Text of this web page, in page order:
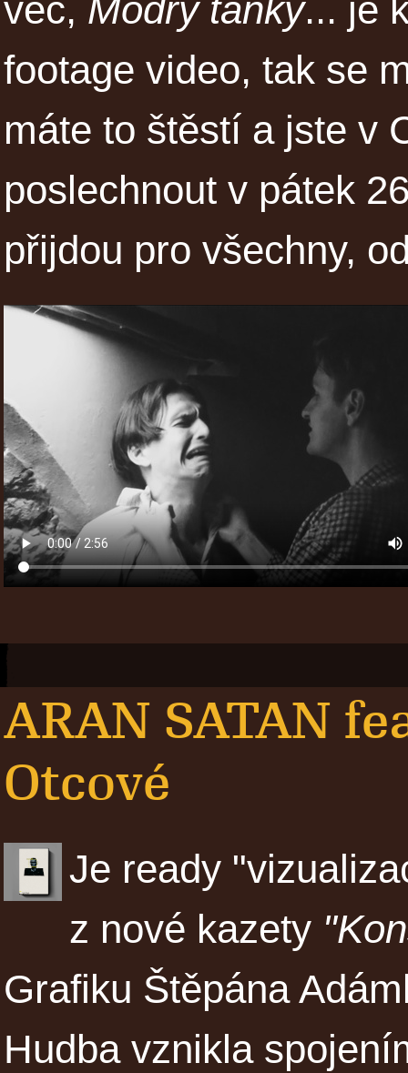
věc, Modrý tanky... je
footage video, tak se
máte to štěstí a jste v
poslechnout v pátek
přijdou pro všechny,
ARAN SATAN
Otcové
Je ready
z nové kazety
Grafiku Štěpána
Hudba vznikla